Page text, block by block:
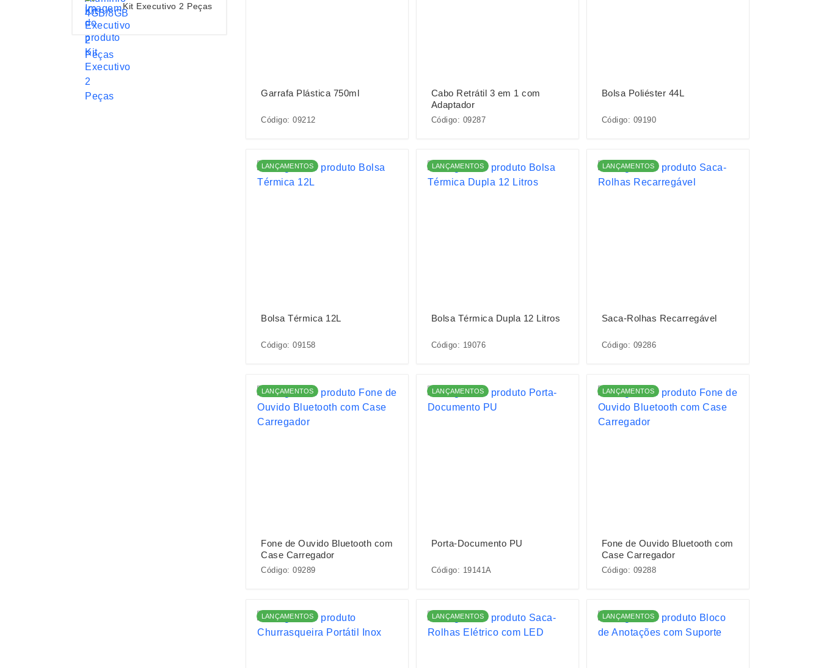
Kit Executivo 2 Peças
Garrafa Plástica 750ml
Código: 09212
Cabo Retrátil 3 em 1 com
Adaptador
Código: 09287
Bolsa Poliéster 44L
Código: 09190
LANÇAMENTOS
Bolsa Térmica 12L
Código: 09158
LANÇAMENTOS
Bolsa Térmica Dupla 12 Litros
Código: 19076
LANÇAMENTOS
Saca-Rolhas Recarregável
Código: 09286
LANÇAMENTOS
Fone de Ouvido Bluetooth com
Case Carregador
Código: 09289
LANÇAMENTOS
Porta-Documento PU
Código: 19141A
LANÇAMENTOS
Fone de Ouvido Bluetooth com
Case Carregador
Código: 09288
LANÇAMENTOS LANÇAMENTOS LANÇAMENTOS